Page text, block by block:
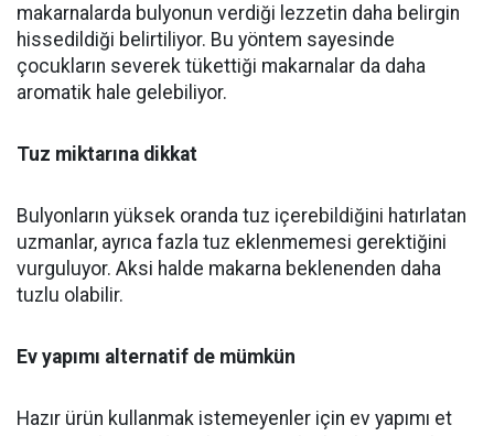
makarnalarda bulyonun verdiği lezzetin daha belirgin
hissedildiği belirtiliyor. Bu yöntem sayesinde
çocukların severek tükettiği makarnalar da daha
aromatik hale gelebiliyor.
Tuz miktarına dikkat
Bulyonların yüksek oranda tuz içerebildiğini hatırlatan
uzmanlar, ayrıca fazla tuz eklenmemesi gerektiğini
vurguluyor. Aksi halde makarna beklenenden daha
tuzlu olabilir.
Ev yapımı alternatif de mümkün
Hazır ürün kullanmak istemeyenler için ev yapımı et